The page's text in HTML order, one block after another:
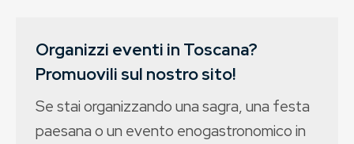
Organizzi eventi in Toscana?
Promuovili sul nostro sito!
Se stai organizzando una sagra, una festa
paesana o un evento enogastronomico in